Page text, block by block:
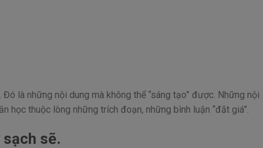
là những nội dung mà không thể “sáng tạo” được. Những nội
học thuộc lòng những trích đoạn, những bình luận “đắt giá”.
sẽ.